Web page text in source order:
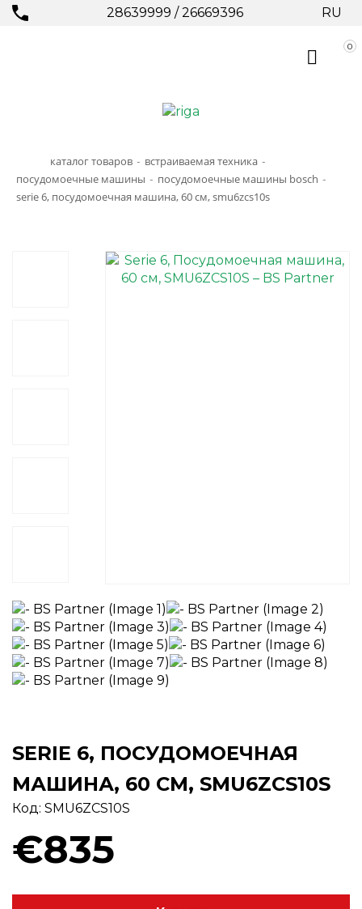
28639999 /26669396 RU
0
каталог товаров - встраиваемая техника -
посудомоечные машины - посудомоечные машины bosch -
serie 6, посудомоечная машина, 60 см, smu6zcs10s
SERIE 6, ПОСУДОМОЕЧНАЯ
МАШИНА, 60 СМ, SMU6ZCS10S
Код: SMU6ZCS10S
€835